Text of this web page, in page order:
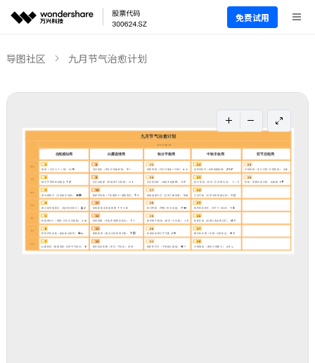
免费试用
导图社区 九月节气治愈计划